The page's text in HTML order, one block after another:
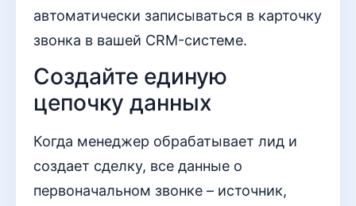
автоматически записываться в карточку
звонка в вашей CRM-системе.
Создайте единую
цепочку данных
Когда менеджер обрабатывает лид и
создает сделку, все данные о
первоначальном звонке – источник,